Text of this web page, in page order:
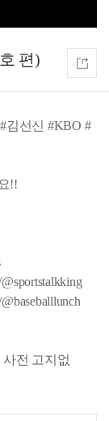
편)
김선신 #KBO #
!!
전 고지없